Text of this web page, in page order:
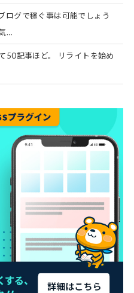
ログで稼ぐ事は可能でしょう
…
50記事ほど。 リライトを始め